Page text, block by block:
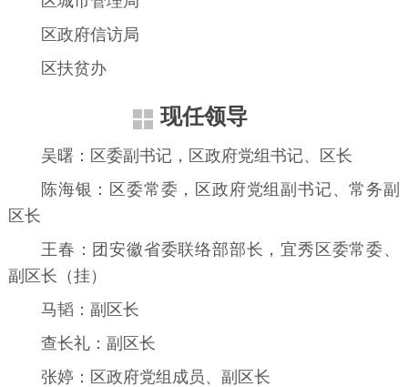
区政府信访局
区扶贫办
现任领导
吴曙：区委副书记，区政府党组书记、区长
陈海银：区委常委，区政府党组副书记、常务副
区长
王春：团安徽省委联络部部长，宜秀区委常委、
副区长（挂）
马韬：副区长
查长礼：副区长
张婷：区政府党组成员、副区长